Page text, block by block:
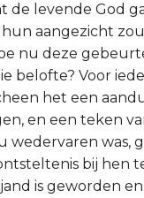
de levende God
aangezicht
nu deze
belofte? Voor
het een
en een teken
wedervaren was,
bij hen
is geworden